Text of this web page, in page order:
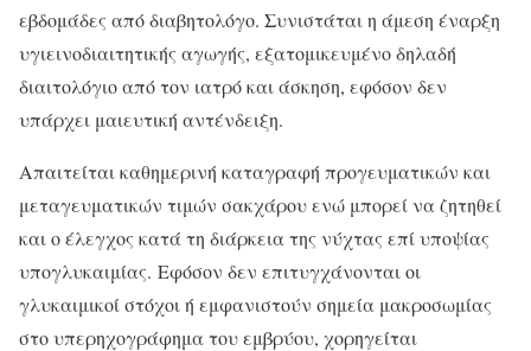
εβδομάδες από διαβητολόγο. Συνιστάται η άμεση έναρξη
υγιεινοδιαιτητικής αγωγής, εξατομικευμένο δηλαδή
διαιτολόγιο από τον ιατρό και άσκηση, εφόσον δεν
υπάρχει μαιευτική αντένδειξη.
Απαιτείται καθημερινή καταγραφή προγευματικών και
μεταγευματικών τιμών σακχάρου ενώ μπορεί να ζητηθεί
και ο έλεγχος κατά τη διάρκεια της νύχτας επί υποψίας
υπογλυκαιμίας. Εφόσον δεν επιτυγχάνονται οι
γλυκαιμικοί στόχοι ή εμφανιστούν σημεία μακροσωμίας
στο υπερηχογράφημα του εμβρύου, χορηγείται